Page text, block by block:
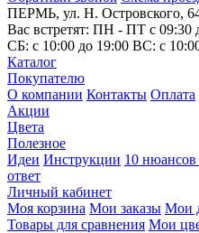
ПЕРМЬ, ул. Н. Островского,
Вас встретят: ПН - ПТ с 09:30
СБ: с 10:00 до 19:00 ВС: с
Каталог
Покупателю
О компании Контакты Оплата
Акции
Цвета
Полезное
Идеи Инструкции 10
ответ
Личный кабинет
Моя корзина Мои заказы Мои
Товары для сравнения Мои